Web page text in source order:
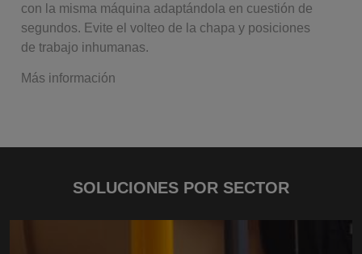
con la misma máquina adaptándola en cuestión de
segundos. Evite el volteo de la chapa y posiciones
de trabajo inhumanas.
Más información
SOLUCIONES POR SECTOR